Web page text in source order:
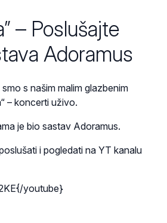
– Poslušajte
Adoramus
s našim malim glazbenim
– koncerti uživo.
je bio sastav Adoramus.
i pogledati na YT kanalu
youtube}